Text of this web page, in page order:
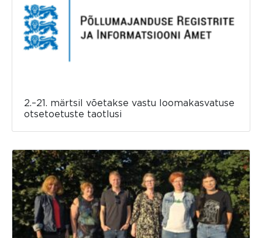
2.–21. märtsil võetakse vastu loomakasvatuse
otsetoetuste taotlusi